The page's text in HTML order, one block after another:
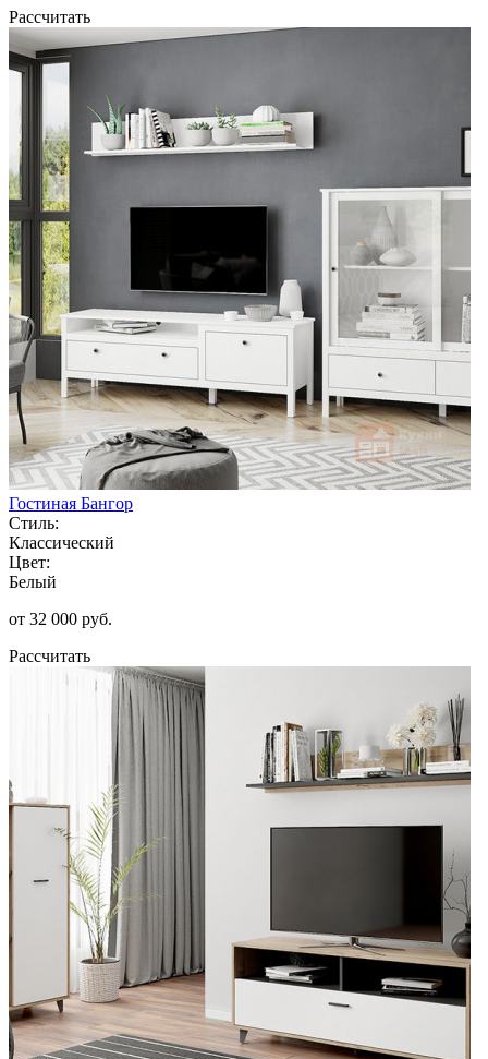
Рассчитать
Гостиная Бангор
Стиль:
Классический
Цвет:
Белый
от 32 000 руб.
Рассчитать